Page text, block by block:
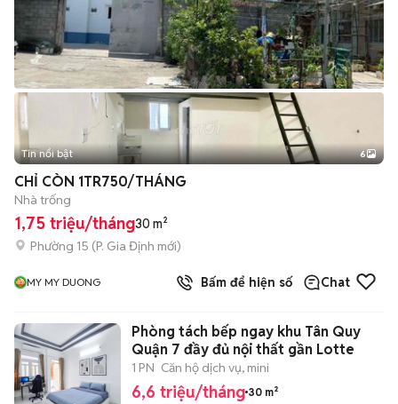
+2
Tin nổi bật 6
CHỈ CÒN 1TR750/THÁNG
Nhà trống
1,75 triệu/tháng30 m²
Phường 15 (P. Gia Định mới)
MY MY DUONG Bấm để hiện số Chat
Phòng tách bếp ngay khu Tân Quy
Quận 7 đầy đủ nội thất gần Lotte
1 PN Căn hộ dịch vụ, mini
6,6 triệu/tháng 30 m²